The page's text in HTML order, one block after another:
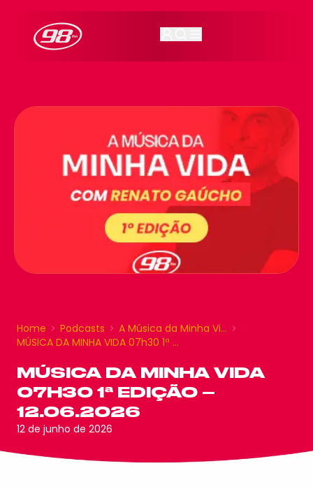
98FM Curitiba
Home Podcasts
A Música da Minha Vi…
MÚSICA DA MINHA VIDA 07h30 1ª …
MÚSICA DA MINHA VIDA
07H30 1ª EDIÇÃO –
12.06.2026
12 de junho de 2026